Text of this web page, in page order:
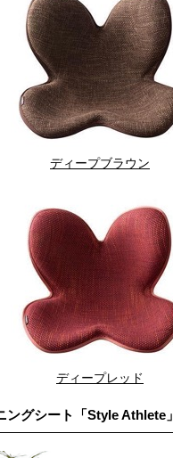
ディープブラウン
ディープレッド
ングシート「Style Athlete」